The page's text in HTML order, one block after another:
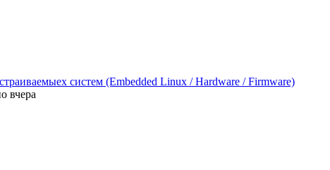
систем (Embedded Linux / Hardware / Firmware)
вчера